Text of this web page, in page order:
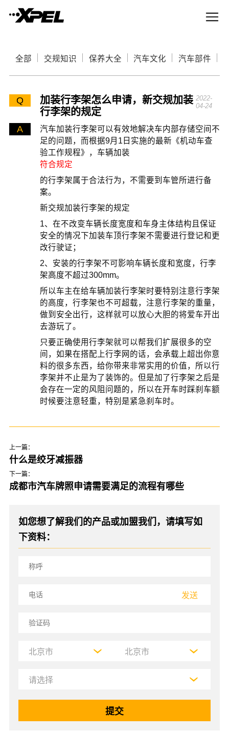
全部 交规知识 保养大全 汽车文化 汽车部件
Q
加装行李架怎么申请，新交规加装
行李架的规定
2022-
04-24
A
汽车加装行李架可以有效地解决车内部存储空间不
足的问题，而根据9月1日实施的最新《机动车查
验工作规程》，车辆加装
符合规定
的行李架属于合法行为，不需要到车管所进行备
案。
新交规加装行李架的规定
1、在不改变车辆长度宽度和车身主体结构且保证
安全的情况下加装车顶行李架不需要进行登记和更
改行驶证；
2、安装的行李架不可影响车辆长度和宽度，行李
架高度不超过300mm。
所以车主在给车辆加装行李架时要特别注意行李架
的高度，行李架也不可超载，注意行李架的重量，
做到安全出行，这样就可以放心大胆的将爱车开出
去游玩了。
只要正确使用行李架就可以帮我们扩展很多的空
间，如果在搭配上行李网的话，会承载上超出你意
料的很多东西，给你带来非常实用的价值，所以行
李架并不止是为了装饰的。但是加了行李架之后是
会存在一定的风阻问题的，所以在开车时踩刹车额
时候要注意轻重，特别是紧急刹车时。
上一篇：
什么是绞牙减振器
下一篇：
成都市汽车牌照申请需要满足的流程有哪些
如您想了解我们的产品或加盟我们，请填写如
下资料：
发送